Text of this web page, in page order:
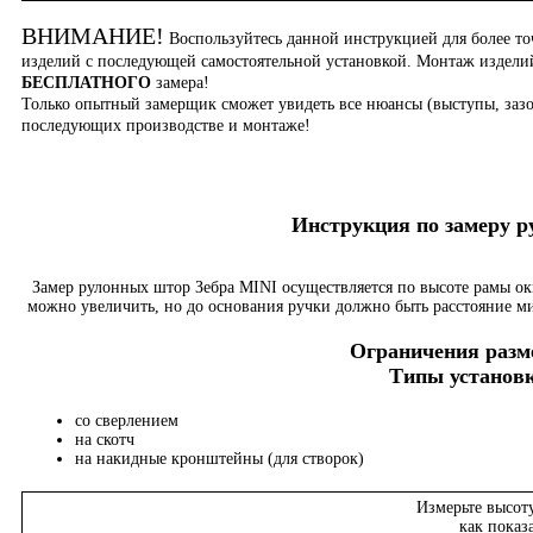
ВНИМАНИЕ! Воспользуйтесь данной инструкцией для более
изделий с последующей самостоятельной установкой. Монтаж
БЕСПЛАТНОГО замера!
Только опытный замерщик сможет увидеть все нюансы (выступы,
последующих производстве и монтаже!
Инструкция по
Замер рулонных штор Зебра MINI осуществляется по высоте рамы
можно увеличить, но до основания ручки должно быть расстояние
Ограничения
Типы
со сверлением
на скотч
на накидные кронштейны (для створок)
Измерьте
как